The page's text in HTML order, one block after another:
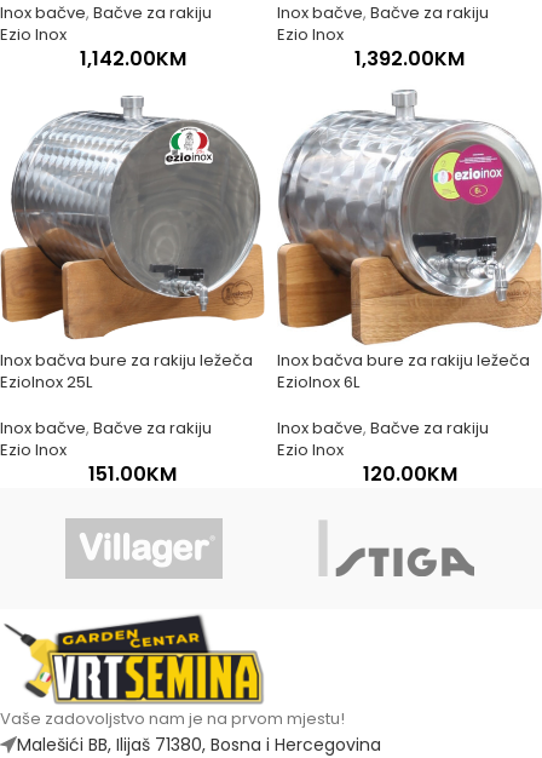
Inox bačve, Bačve za rakiju
Ezio Inox
1,142.00KM
Inox bačve, Bačve za rakiju
Ezio Inox
1,392.00KM
Inox bačva bure za rakiju ležeča
EzioInox 25L
Inox bačve, Bačve za rakiju
Ezio Inox
151.00KM
Inox bačva bure za rakiju ležeča
EzioInox 6L
Inox bačve, Bačve za rakiju
Ezio Inox
120.00KM
Vaše zadovoljstvo nam je na prvom mjestu!
Malešići BB, Ilijaš 71380, Bosna i Hercegovina